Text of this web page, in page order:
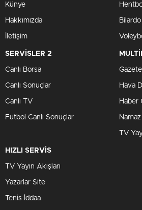
Künye
Hakkımızda
İletişim
SERVİSLER 2
Canlı Borsa
Canlı Sonuçlar
Canlı TV
Futbol Canlı Sonuçlar
Hava
Haber
TV
HIZLI SERVİS
TV Yayın Akışları
Yazarlar Site
Tenis İddaa